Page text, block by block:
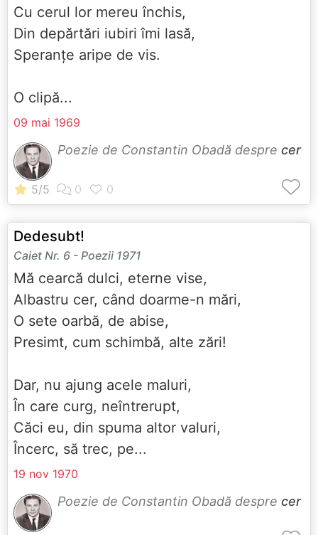
Cu cerul lor mereu închis,
Din depărtări iubiri îmi lasă,
Speranțe aripe de vis.
O clipă...
09 mai 1969
Poezie de Constantin Obadă despre cer
Dedesubt!
Caiet Nr. 6 - Poezii 1971
Mă cearcă dulci, eterne vise,
Albastru cer, când doarme-n mări,
O sete oarbă, de abise,
Presimt, cum schimbă, alte zări!
Dar, nu ajung acele maluri,
În care curg, neîntrerupt,
Căci eu, din spuma altor valuri,
Încerc, să trec, pe...
19 nov 1970
Poezie de Constantin Obadă despre cer